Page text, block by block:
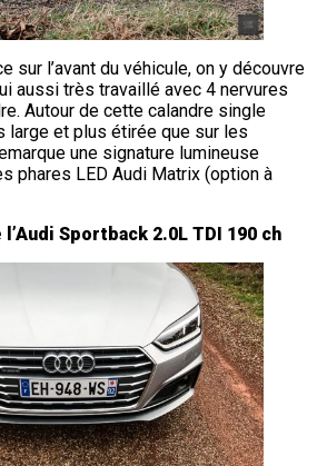
sur l’avant du véhicule, on y découvre
aussi très travaillé avec 4 nervures
Autour de cette calandre single
large et plus étirée que sur les
une signature lumineuse
phares LED Audi Matrix (option à
Sportback 2.0L TDI 190 ch